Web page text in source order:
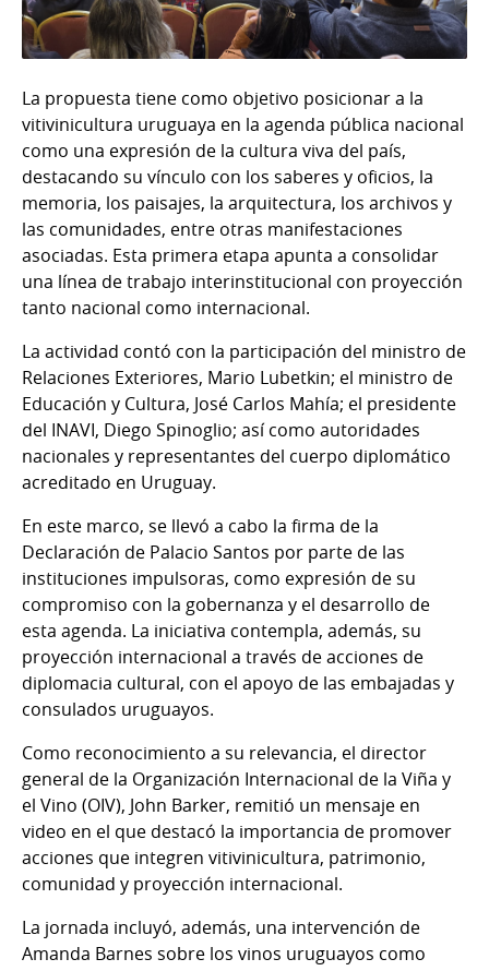
La propuesta tiene como objetivo posicionar a la
vitivinicultura uruguaya en la agenda pública nacional
como una expresión de la cultura viva del país,
destacando su vínculo con los saberes y oficios, la
memoria, los paisajes, la arquitectura, los archivos y
las comunidades, entre otras manifestaciones
asociadas. Esta primera etapa apunta a consolidar
una línea de trabajo interinstitucional con proyección
tanto nacional como internacional.
La actividad contó con la participación del ministro de
Relaciones Exteriores, Mario Lubetkin; el ministro de
Educación y Cultura, José Carlos Mahía; el presidente
del INAVI, Diego Spinoglio; así como autoridades
nacionales y representantes del cuerpo diplomático
acreditado en Uruguay.
En este marco, se llevó a cabo la firma de la
Declaración de Palacio Santos por parte de las
instituciones impulsoras, como expresión de su
compromiso con la gobernanza y el desarrollo de
esta agenda. La iniciativa contempla, además, su
proyección internacional a través de acciones de
diplomacia cultural, con el apoyo de las embajadas y
consulados uruguayos.
Como reconocimiento a su relevancia, el director
general de la Organización Internacional de la Viña y
el Vino (OIV), John Barker, remitió un mensaje en
video en el que destacó la importancia de promover
acciones que integren vitivinicultura, patrimonio,
comunidad y proyección internacional.
La jornada incluyó, además, una intervención de
Amanda Barnes sobre los vinos uruguayos como